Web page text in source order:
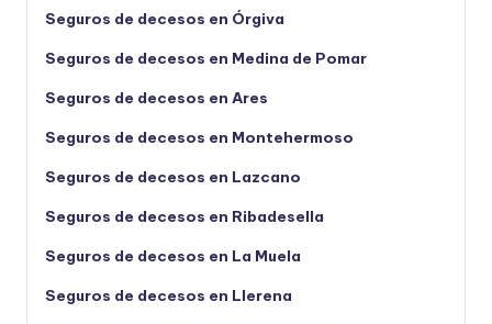
Seguros de decesos en Órgiva
Seguros de decesos en Medina de Pomar
Seguros de decesos en Ares
Seguros de decesos en Montehermoso
Seguros de decesos en Lazcano
Seguros de decesos en Ribadesella
Seguros de decesos en La Muela
Seguros de decesos en Llerena